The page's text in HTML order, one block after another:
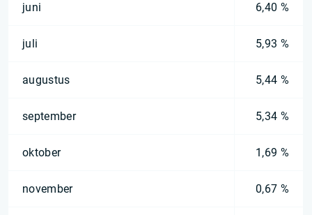
juni 6,40 %
juli 5,93 %
augustus 5,44 %
september 5,34 %
oktober 1,69 %
november 0,67 %